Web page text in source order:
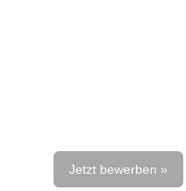
Jetzt bewerben »